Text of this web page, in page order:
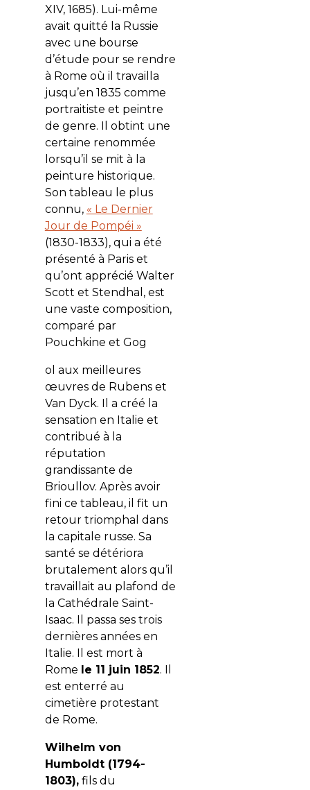
XIV, 1685). Lui-même
avait quitté la Russie
avec une bourse
d’étude pour se rendre
à Rome où il travailla
jusqu’en 1835 comme
portraitiste et peintre
de genre. Il obtint une
certaine renommée
lorsqu’il se mit à la
peinture historique.
Son tableau le plus
connu, « Le Dernier
Jour de Pompéi »
(1830-1833), qui a été
présenté à Paris et
qu’ont apprécié Walter
Scott et Stendhal, est
une vaste composition,
comparé par
Pouchkine et Gog
ol aux meilleures
œuvres de Rubens et
Van Dyck. Il a créé la
sensation en Italie et
contribué à la
réputation
grandissante de
Brioullov. Après avoir
fini ce tableau, il fit un
retour triomphal dans
la capitale russe. Sa
santé se détériora
brutalement alors qu’il
travaillait au plafond de
la Cathédrale Saint-
Isaac. Il passa ses trois
dernières années en
Italie. Il est mort à
Rome le 11 juin 1852. Il
est enterré au
cimetière protestant
de Rome.
Wilhelm von
Humboldt (1794-
1803),fils du